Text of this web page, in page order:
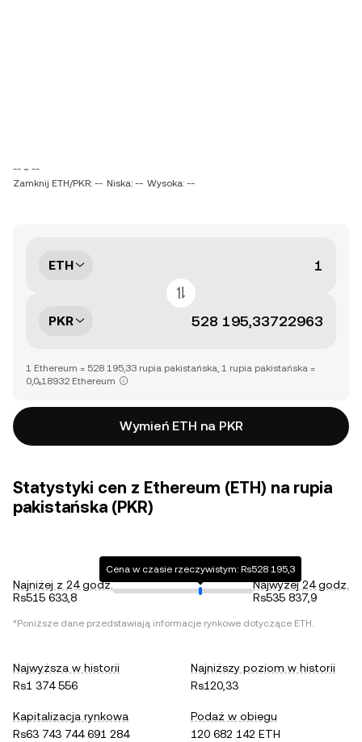
-- ~ --
Zamknij ETH/PKR: -- Niska: -- Wysoka: --
ETH
PKR
1 Ethereum = 528 195,33 rupia pakistańska, 1 rupia pakistańska =
0,0₅18932 Ethereum
Wymień ETH na PKR
Statystyki cen z Ethereum (ETH) na rupia
pakistańska (PKR)
Najniżej z 24 godz.
Rs515 633,8
Cena w czasie rzeczywistym: Rs528 195,3
Najwyżej 24 godz.
Rs535 837,9
*Poniższe dane przedstawiają informacje rynkowe dotyczące ETH.
Najwyższa w historii
Rs1 374 556
Najniższy poziom w historii
Rs120,33
Kapitalizacja rynkowa
Rs63 743 744 691 284
Podaż w obiegu
120 682 142 ETH